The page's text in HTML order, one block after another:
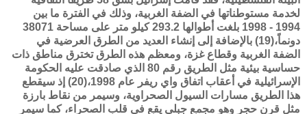
لخدمة مستوطناتها في الضفة الغربية، وذلك في الفترة ما بين
1994 - 1998 بلغت أطوالها 293.2 كيلو متر على مساحة 38071
دونماً،(19) بالإضافة إلى إنشاء العديد من الطرق العرضية في
الضفة الغربية وقطاع غزة، ومعظم هذه الطرق تخترق مناطق ذات
حساسية بيئية مثل الطريق رقم 80 الذي صادقت عليه الحكومة
الإسرائيلية في أعقاب اتفاق واي ريفر عام 1998،(20) إذ سيقطع
هذا الطريق مسارات السيول الصحراوية، وسيمر من نقاط بارزة
مثل قرن حجر وهو مجمع جبلي يقع في قلب الصحراء، كما سيمر